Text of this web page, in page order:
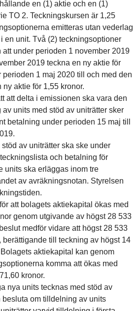
en (1) aktie och en (1)
TO 2. Teckningskursen är 1,25
emitteras utan vederlag
en unit. Två (2) teckningsoptioner
att under perioden 1 november 2019
2019 teckna en ny aktie för
perioden 1 maj 2020 till och med den
aktie för 1,55 kronor.
att delta i emissionen ska vara den
units med stöd av uniträtter sker
betalning under perioden 15 maj till
av uniträtter ska ske under
och betalning för
units ska erläggas inom tre
av avräkningsnotan. Styrelsen
att bolagets aktiekapital ökas med
genom utgivande av högst 28 533
medför vidare att högst 28 533
berättigande till teckning av högst 14
aktiekapital kan genom
komma att ökas med
kronor.
nya units tecknas med stöd av
besluta om tilldelning av units